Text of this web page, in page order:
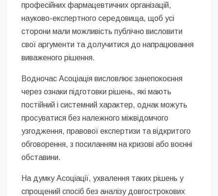
професійних фармацевтичних організацій,
науково-експертного середовища, щоб усі
сторони мали можливість публічно висловити
свої аргументи та долучитися до напрацювання
виваженого рішення.
Водночас Асоціація висловлює занепокоєння
через ознаки підготовки рішень, які мають
постійний і системний характер, однак можуть
просуватися без належного міжвідомчого
узгодження, правової експертизи та відкритого
обговорення, з посиланням на кризові або воєнні
обставини.
На думку Асоціації, ухвалення таких рішень у
спрощений спосіб без аналізу довгострокових